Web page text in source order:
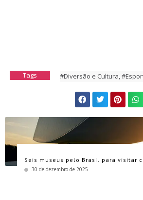
Tags #Diversão e Cultura,
Seis museus pelo Brasil para visitar
30 de dezembro de 2025